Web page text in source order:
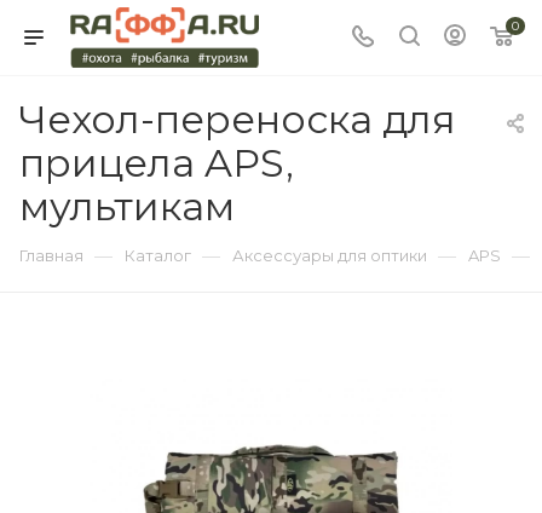
0
Чехол-переноска для
прицела APS,
мультикам
Главная — Каталог — Аксессуары для оптики — APS —